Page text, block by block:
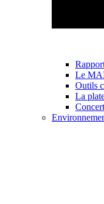
Le
Outils
La